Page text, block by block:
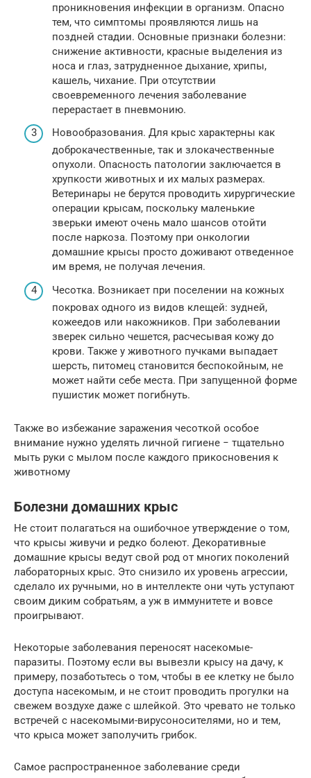
проникновения инфекции в организм. Опасно
тем, что симптомы проявляются лишь на
поздней стадии. Основные признаки болезни:
снижение активности, красные выделения из
носа и глаз, затрудненное дыхание, хрипы,
кашель, чихание. При отсутствии
своевременного лечения заболевание
перерастает в пневмонию.
Новообразования. Для крыс характерны как
доброкачественные, так и злокачественные
опухоли. Опасность патологии заключается в
хрупкости животных и их малых размерах.
Ветеринары не берутся проводить хирургические
операции крысам, поскольку маленькие
зверьки имеют очень мало шансов отойти
после наркоза. Поэтому при онкологии
домашние крысы просто доживают отведенное
им время, не получая лечения.
Чесотка. Возникает при поселении на кожных
покровах одного из видов клещей: зудней,
кожеедов или накожников. При заболевании
зверек сильно чешется, расчесывая кожу до
крови. Также у животного пучками выпадает
шерсть, питомец становится беспокойным, не
может найти себе места. При запущенной форме
пушистик может погибнуть.
Также во избежание заражения чесоткой особое
внимание нужно уделять личной гигиене − тщательно
мыть руки с мылом после каждого прикосновения к
животному
Болезни домашних крыс
Не стоит полагаться на ошибочное утверждение о том,
что крысы живучи и редко болеют. Декоративные
домашние крысы ведут свой род от многих поколений
лабораторных крыс. Это снизило их уровень агрессии,
сделало их ручными, но в интеллекте они чуть уступают
своим диким собратьям, а уж в иммунитете и вовсе
проигрывают.
Некоторые заболевания переносят насекомые-
паразиты. Поэтому если вы вывезли крысу на дачу, к
примеру, позаботьтесь о том, чтобы в ее клетку не было
доступа насекомым, и не стоит проводить прогулки на
свежем воздухе даже с шлейкой. Это чревато не только
встречей с насекомыми-вирусоносителями, но и тем,
что крыса может заполучить грибок.
Самое распространенное заболевание среди